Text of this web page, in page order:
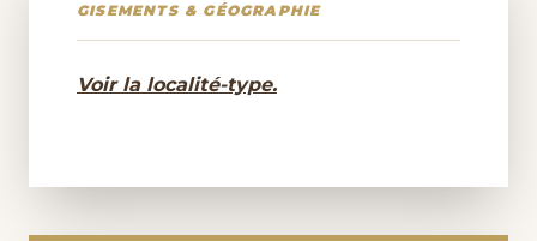
GISEMENTS & GÉOGRAPHIE
Voir la localité-type.